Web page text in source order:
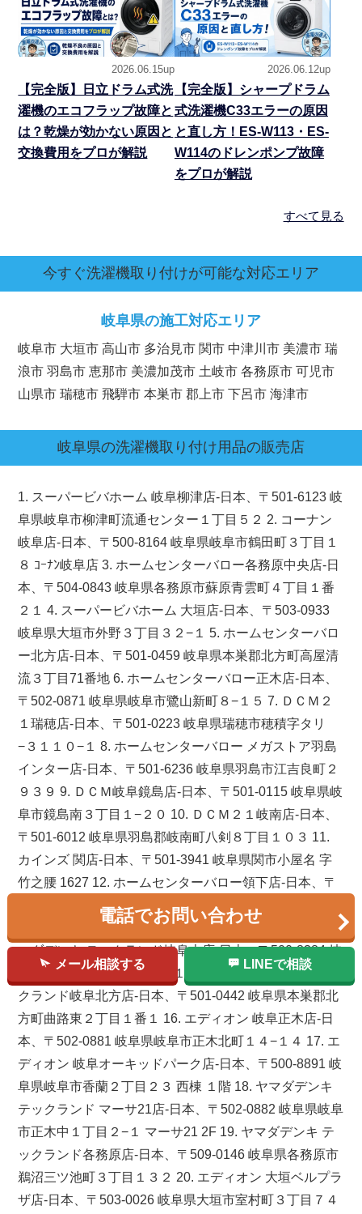
2026.06.15up
【完全版】日立ドラム式洗
濯機のエコフラップ故障と
は？乾燥が効かない原因と
交換費用をプロが解説
2026.06.12up
【完全版】シャープドラム
式洗濯機C33エラーの原因
と直し方！ES-W113・ES-
W114のドレンポンプ故障
をプロが解説
すべて見る
今すぐ洗濯機取り付けが可能な対応エリア
岐阜県の施工対応エリア
岐阜市 大垣市 高山市 多治見市 関市 中津川市 美濃市 瑞
浪市 羽島市 恵那市 美濃加茂市 土岐市 各務原市 可児市
山県市 瑞穂市 飛騨市 本巣市 郡上市 下呂市 海津市
岐阜県の洗濯機取り付け用品の販売店
1. スーパービバホーム 岐阜柳津店-日本、〒501-6123 岐
阜県岐阜市柳津町流通センター１丁目５２ 2. コーナン
岐阜店-日本、〒500-8164 岐阜県岐阜市鶴田町３丁目１
８ ｺｰﾅﾝ岐阜店 3. ホームセンターバロー各務原中央店-日
本、〒504-0843 岐阜県各務原市蘇原青雲町４丁目１番
２１ 4. スーパービバホーム 大垣店-日本、〒503-0933
岐阜県大垣市外野３丁目３２−１ 5. ホームセンターバロ
ー北方店-日本、〒501-0459 岐阜県本巣郡北方町高屋清
流３丁目71番地 6. ホームセンターバロー正木店-日本、
〒502-0871 岐阜県岐阜市鷺山新町８−１５ 7. ＤＣＭ２
１瑞穂店-日本、〒501-0223 岐阜県瑞穂市穂積字タリ
−３１１０−１ 8. ホームセンターバロー メガストア羽島
インター店-日本、〒501-6236 岐阜県羽島市江吉良町２
９３９ 9. ＤＣＭ岐阜鏡島店-日本、〒501-0115 岐阜県岐
阜市鏡島南３丁目１−２０ 10. ＤＣＭ２１岐南店-日本、
〒501-6012 岐阜県羽島郡岐南町八剣８丁目１０３ 11.
カインズ 関店-日本、〒501-3941 岐阜県関市小屋名 字
竹之腰 1627 12. ホームセンターバロー領下店-日本、〒
500-8241 岐阜県岐阜市領下４丁目７５ 13. カインズ 可
児店-日本、〒509-0213 岐阜県可児市瀬田８２８ 14. ヤ
マダデンキ テックランド岐阜本店-日本、〒500-8384 岐
阜県岐阜市薮田南４丁目１１−７ 15. ヤマダデンキ テッ
クランド岐阜北方店-日本、〒501-0442 岐阜県本巣郡北
方町曲路東２丁目１番１ 16. エディオン 岐阜正木店-日
本、〒502-0881 岐阜県岐阜市正木北町１４−１４ 17. エ
ディオン 岐阜オーキッドパーク店-日本、〒500-8891 岐
阜県岐阜市香蘭２丁目２３ 西棟 １階 18. ヤマダデンキ
テックランド マーサ21店-日本、〒502-0882 岐阜県岐阜
市正木中１丁目２−１ マーサ21 2F 19. ヤマダデンキ テ
ックランド各務原店-日本、〒509-0146 岐阜県各務原市
鵜沼三ツ池町３丁目１３２ 20. エディオン 大垣ベルプラ
ザ店-日本、〒503-0026 岐阜県大垣市室村町３丁目７４
電話でお問い合わせ
メール相談する LINEで相談